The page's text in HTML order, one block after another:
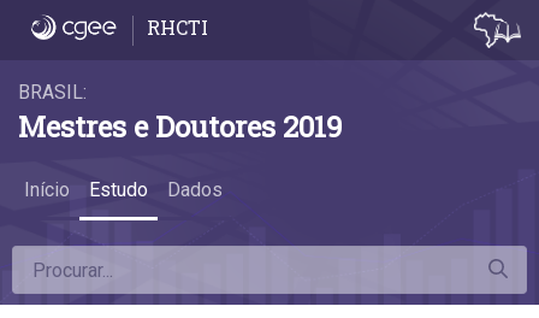
2.4 Tempo de titulação e o emprego - 2.4
RHCTI
BRASIL:
Mestres e Doutores 2019
Início Estudo Dados